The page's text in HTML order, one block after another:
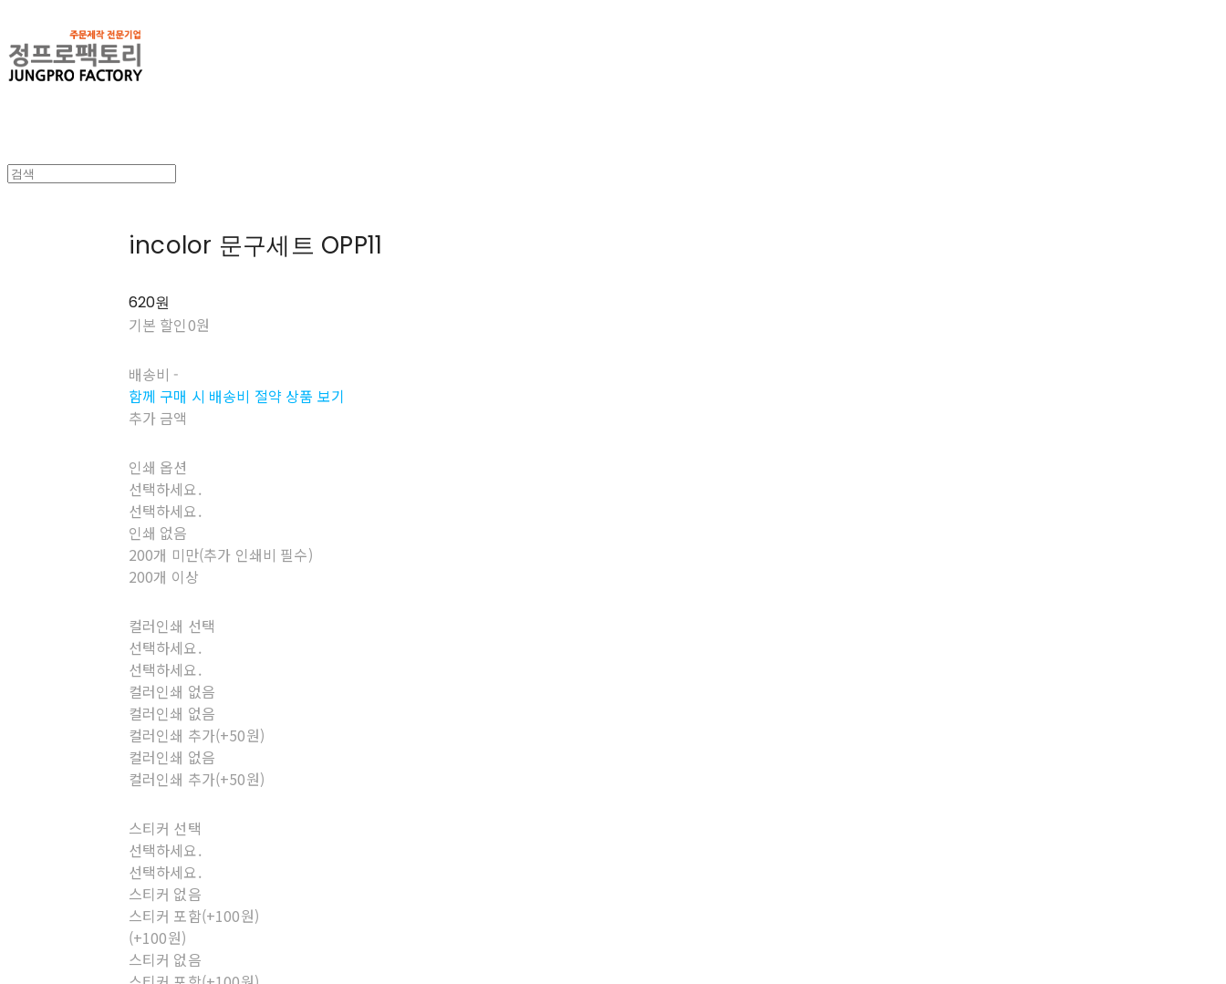
incolor 문구세트 OPP11
620원
기본 할인0원
배송비 -
함께 구매 시 배송비 절약 상품 보기
추가 금액
인쇄 옵션
선택하세요.
선택하세요.
인쇄 없음
200개 미만(추가 인쇄비 필수)
200개 이상
컬러인쇄 선택
선택하세요.
선택하세요.
컬러인쇄 없음
컬러인쇄 없음
컬러인쇄 추가(+50원)
컬러인쇄 없음
컬러인쇄 추가(+50원)
스티커 선택
선택하세요.
선택하세요.
스티커 없음
스티커 포함(+100원)
(+100원)
스티커 없음